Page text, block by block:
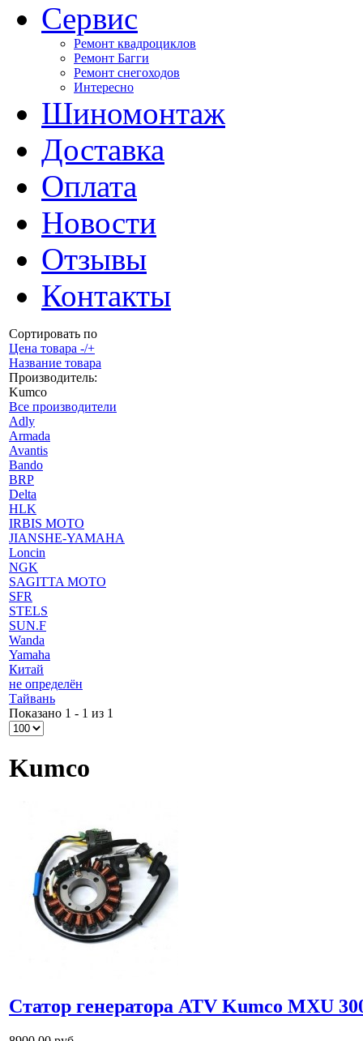
Сервис
Ремонт квадроциклов
Ремонт Багги
Ремонт снегоходов
Интересно
Шиномонтаж
Доставка
Оплата
Новости
Отзывы
Контакты
Сортировать по
Цена товара -/+
Название товара
Производитель:
Kumco
Все производители
Adly
Armada
Avantis
Bando
BRP
Delta
HLK
IRBIS MOTO
JIANSHE-YAMAHA
Loncin
NGK
SAGITTA MOTO
SFR
STELS
SUN.F
Wanda
Yamaha
Китай
не определён
Тайвань
Показано 1 - 1 из 1
Kumco
Cтатор генератора ATV Kumco MXU